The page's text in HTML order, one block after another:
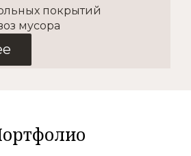
покрытий
мусора